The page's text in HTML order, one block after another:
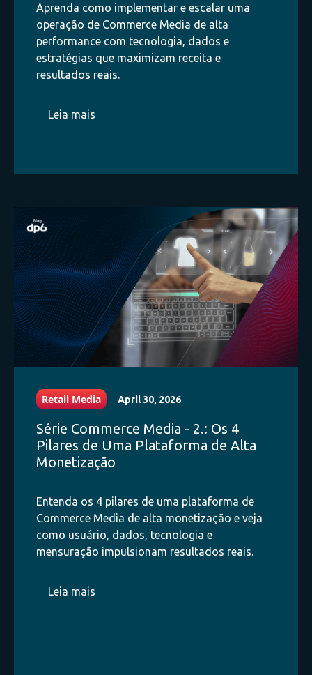
Marketing
Analytics
Aprenda como implementar e escalar uma
operação de Commerce Media de alta
performance com tecnologia, dados e
estratégias que maximizam receita e
resultados reais.
Leia mais
Retail Media April 30, 2026
Série Commerce Media - 2.: Os 4
Pilares de Uma Plataforma de Alta
Monetização
Entenda os 4 pilares de uma plataforma de
Commerce Media de alta monetização e veja
como usuário, dados, tecnologia e
mensuração impulsionam resultados reais.
Leia mais